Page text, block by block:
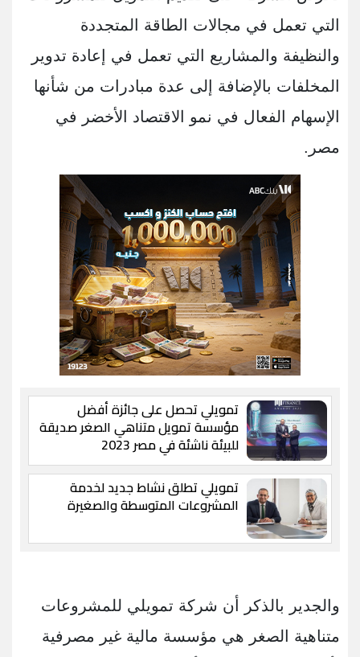
التي تعمل في مجالات الطاقة المتجددة
والنظيفة والمشاريع التي تعمل في إعادة تدوير
المخلفات بالإضافة إلى عدة مبادرات من شأنها
الإسهام الفعال في نمو الاقتصاد الأخضر في
مصر.
تمويلي تحصل على جائزة أفضل
مؤسسة تمويل متناهي الصغر صديقة
للبيئة ناشئة في مصر 2023
تمويلي تطلق نشاط جديد لخدمة
المشروعات المتوسطة والصغيرة
والجدير بالذكر أن شركة تمويلي للمشروعات
متناهية الصغر هي مؤسسة مالية غير مصرفية